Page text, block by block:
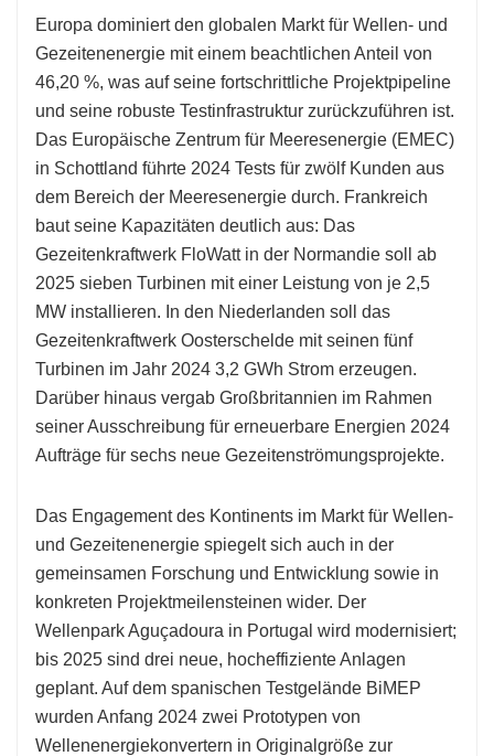
Europa dominiert den globalen Markt für Wellen- und
Gezeitenenergie mit einem beachtlichen Anteil von
46,20 %, was auf seine fortschrittliche Projektpipeline
und seine robuste Testinfrastruktur zurückzuführen ist.
Das Europäische Zentrum für Meeresenergie (EMEC)
in Schottland führte 2024 Tests für zwölf Kunden aus
dem Bereich der Meeresenergie durch. Frankreich
baut seine Kapazitäten deutlich aus: Das
Gezeitenkraftwerk FloWatt in der Normandie soll ab
2025 sieben Turbinen mit einer Leistung von je 2,5
MW installieren. In den Niederlanden soll das
Gezeitenkraftwerk Oosterschelde mit seinen fünf
Turbinen im Jahr 2024 3,2 GWh Strom erzeugen.
Darüber hinaus vergab Großbritannien im Rahmen
seiner Ausschreibung für erneuerbare Energien 2024
Aufträge für sechs neue Gezeitenströmungsprojekte.
Das Engagement des Kontinents im Markt für Wellen-
und Gezeitenenergie spiegelt sich auch in der
gemeinsamen Forschung und Entwicklung sowie in
konkreten Projektmeilensteinen wider. Der
Wellenpark Aguçadoura in Portugal wird modernisiert;
bis 2025 sind drei neue, hocheffiziente Anlagen
geplant. Auf dem spanischen Testgelände BiMEP
wurden Anfang 2024 zwei Prototypen von
Wellenenergiekonvertern in Originalgröße zur